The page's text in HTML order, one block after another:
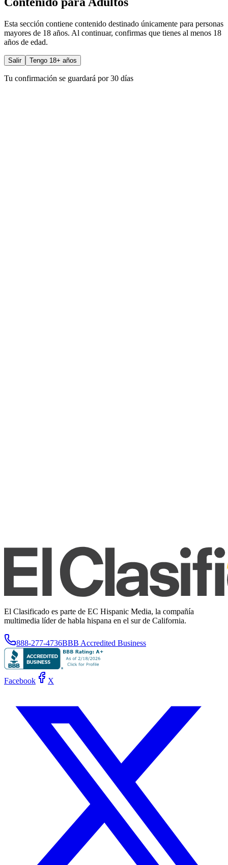
Esta sección contiene contenido destinado únicamente para personas
mayores de 18 años. Al continuar, confirmas que tienes al menos 18
años de edad.
Salir Tengo 18+ años
Tu confirmación se guardará por 30 días
El Clasificado es parte de EC Hispanic Media, la compañía
multimedia líder de habla hispana en el sur de California.
888-277-4736BBB Accredited Business
Facebook X